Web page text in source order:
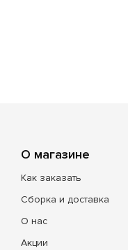
О магазине
Как заказать
Сборка и доставка
О нас
Акции